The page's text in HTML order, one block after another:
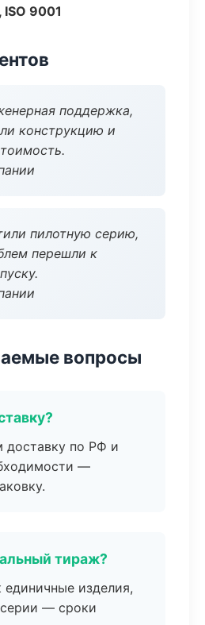
ISO 9001
поддержка,
конструкцию и
пилотную серию,
перешли к
вопросы
доставку по РФ и
—
тираж?
изделия,
— сроки